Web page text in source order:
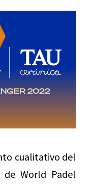
cualitativo del
World Padel